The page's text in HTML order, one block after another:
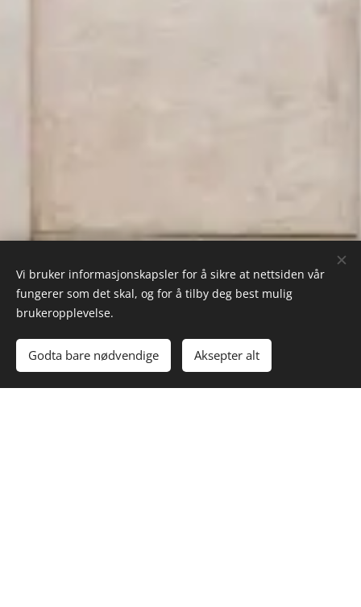
Vi bruker informasjonskapsler for å sikre at nettsiden vår
fungerer som det skal, og for å tilby deg best mulig
brukeropplevelse.
Godta bare nødvendige Aksepter alt